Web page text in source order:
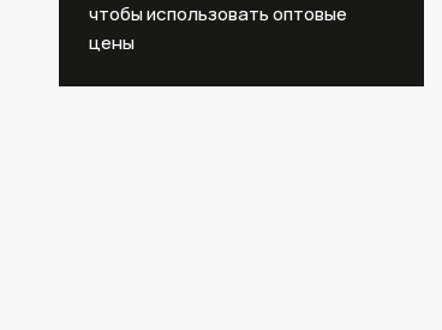
чтобы использовать оптовые
цены